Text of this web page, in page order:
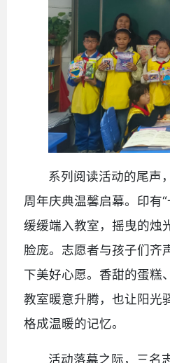
系列阅读活动的尾声
周年庆典温馨启幕。印有
缓缓端入教室，摇曳的烛
脸庞。志愿者与孩子们齐
下美好心愿。香甜的蛋糕
教室暖意升腾，也让阳光
格成温暖的记忆。
活动落幕之际，三名